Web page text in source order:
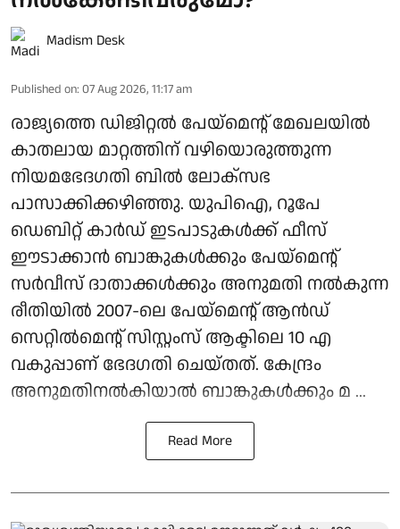
Madism Desk
Published on: 07 Aug 2026, 11:17 am
രാജ്യത്തെ ഡിജിറ്റല്‍ പേയ്‌മെന്റ് മേഖലയില്‍
കാതലായ മാറ്റത്തിന് വഴിയൊരുത്തുന്ന
നിയമഭേദഗതി ബില്‍ ലോക്‌സഭ
പാസാക്കിക്കഴിഞ്ഞു. യുപിഐ, റൂപേ
ഡെബിറ്റ് കാര്‍ഡ് ഇടപാടുകള്‍ക്ക് ഫീസ്
ഈടാക്കാന്‍ ബാങ്കുകള്‍ക്കും പേയ്മെന്റ്
സര്‍വീസ് ദാതാക്കള്‍ക്കും അനുമതി നല്‍കുന്ന
രീതിയില്‍ 2007-ലെ പേയ്മെന്റ് ആന്‍ഡ്
സെറ്റില്‍മെന്റ് സിസ്റ്റംസ് ആക്ടിലെ 10 എ
വകുപ്പാണ് ഭേദഗതി ചെയ്തത്. കേന്ദ്രം
അനുമതിനല്‍കിയാല്‍ ബാങ്കുകള്‍ക്കും മ ...
Read More